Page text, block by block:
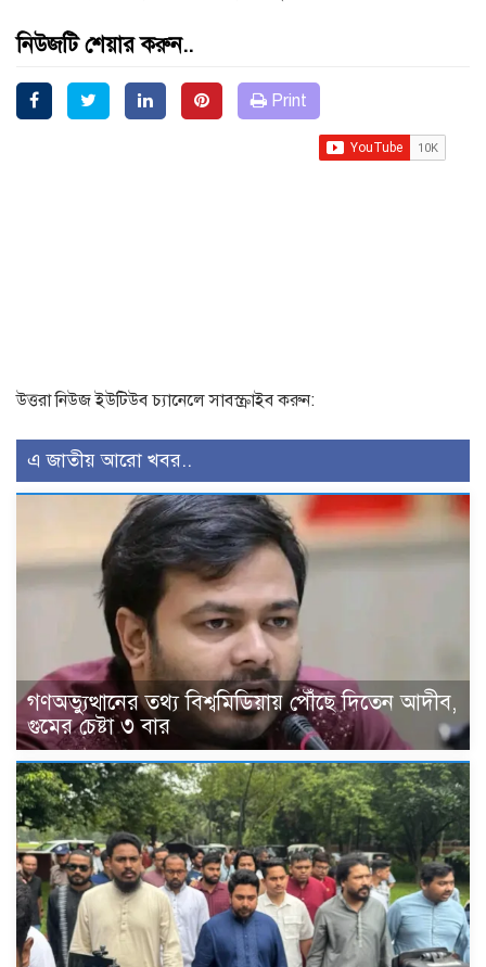
নিউজটি শেয়ার করুন..
Print
উত্তরা নিউজ ইউটিউব চ্যানেলে সাবস্ক্রাইব করুন:
এ জাতীয় আরো খবর..
গণঅভ্যুত্থানের তথ্য বিশ্বমিডিয়ায় পৌঁছে দিতেন আদীব,
গুমের চেষ্টা ৩ বার